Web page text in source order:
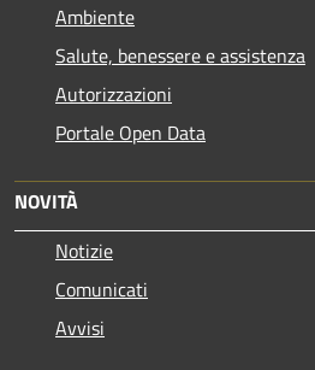
Ambiente
Salute, benessere e assistenza
Autorizzazioni
Portale Open Data
NOVITÀ
Notizie
Comunicati
Avvisi